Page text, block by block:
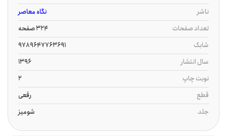
ناشر
نگاه معاصر
تعداد صفحات
324 صفحه
شابک
9789647763691
سال انتشار
1396
نوبت چاپ
2
قطع
رقعی
جلد
شومیز